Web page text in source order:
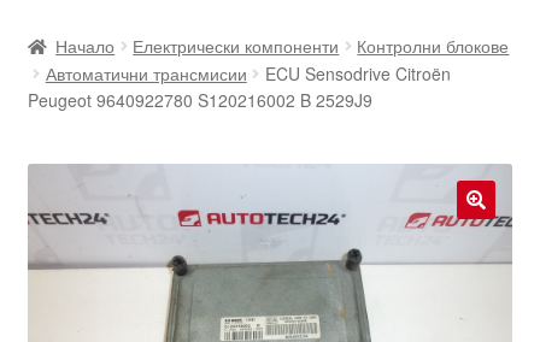
Доставка по целия свят
Количка
Начало Електрически компоненти
Контролни блокове
Автоматични трансмисии
ECU Sensodrive Citroën
Peugeot 9640922780 S120216002 B 2529J9
🔍